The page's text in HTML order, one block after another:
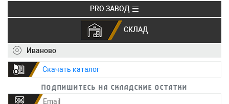
+7 (495) 150-40-20 info@ivkz.ru
PRO ЗАВОД
СКЛАД
Иваново
Скачать каталог
Подпишитесь на складские остатки